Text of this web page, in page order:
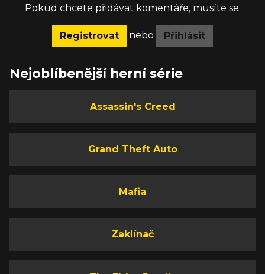
Pokud chcete přidávat komentáře, musíte se:
Registrovat nebo Přihlásit
Nejoblíbenější herní série
Assassin's Creed
Grand Theft Auto
Mafia
Zaklínač